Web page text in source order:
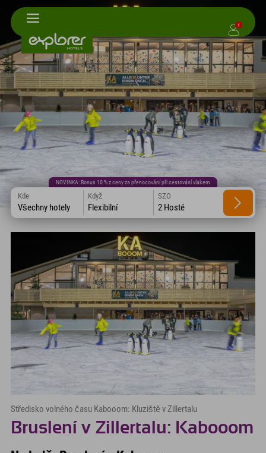
1
NOVINKA: Bonus 10 % z ceny za přenocování při cestování vlakem
Kde
Všechny hotely
Když
Flexibilní
SZO
2 Hosté
Středisko volného času Kabooom: Kluziště v Zillertalu
Bruslení v Zillertalu: Kabooom